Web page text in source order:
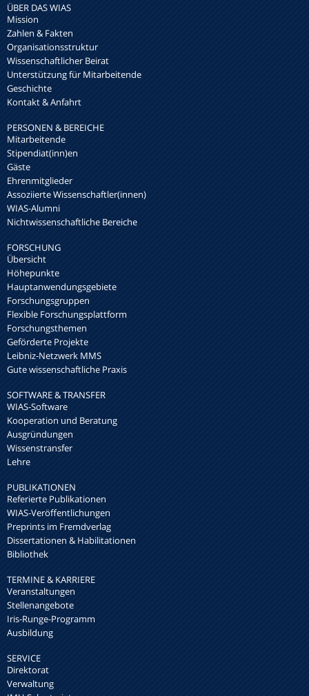
ÜBER DAS WIAS
Mission
Zahlen & Fakten
Organisationsstruktur
Wissenschaftlicher Beirat
Unterstützung für Mitarbeitende
Geschichte
Kontakt & Anfahrt
PERSONEN & BEREICHE
Mitarbeitende
Stipendiat(inn)en
Gäste
Ehrenmitglieder
Assoziierte Wissenschaftler(innen)
WIAS-Alumni
Nichtwissenschaftliche Bereiche
FORSCHUNG
Übersicht
Höhepunkte
Hauptanwendungsgebiete
Forschungsgruppen
Flexible Forschungsplattform
Forschungsthemen
Geförderte Projekte
Leibniz-Netzwerk MMS
Gute wissenschaftliche Praxis
SOFTWARE & TRANSFER
WIAS-Software
Kooperation und Beratung
Ausgründungen
Wissenstransfer
Lehre
PUBLIKATIONEN
Referierte Publikationen
WIAS-Veröffentlichungen
Preprints im Fremdverlag
Dissertationen & Habilitationen
Bibliothek
TERMINE & KARRIERE
Veranstaltungen
Stellenangebote
Iris-Runge-Programm
Ausbildung
SERVICE
Direktorat
Verwaltung